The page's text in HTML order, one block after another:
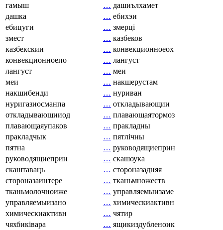
гамыш
… дашиълхамет
дашка
… ебихэи
ебицуги
… змерці
змест
… казбеков
казбекскии
… конвекционноеох
конвекционноепо
… лангуст
лангуст
… меи
меи
… накшерустам
накшибенди
… нуриван
нуригазиосманпа
… откладывающии
откладывающииод
… плавающаятормоз
плавающаяупаков
… пракладны
пракладчык
… пятлічны
пятна
… руководящиеприн
руководящиеприн
… скашоука
скаштаваць
… стороназадняя
стороназаинтере
… тканьмножеств
тканьмолочноиже
… управляемыизаме
управляемыизано
… химическиактивн
химическиактивн
… чятир
чяхбиківара
… ящикиздубленоик